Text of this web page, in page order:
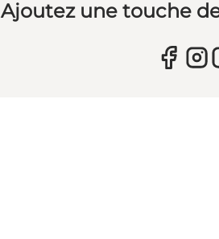
Ajoutez une touche